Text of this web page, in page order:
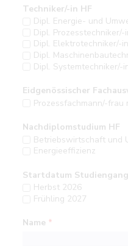
Techniker/-in HF
Dipl. Energie- und
Dipl. Prozesstechniker/-
Dipl. Elektrotechniker/-
Dipl.
Dipl. Systemtechniker/-
Eidgenössischer
Prozessfachmann/-frau
Nachdiplomstudium HF
Betriebswirtschaft und
Energieeffizienz
Startdatum Studiengang
Herbst 2026
Frühling 2027
Name *